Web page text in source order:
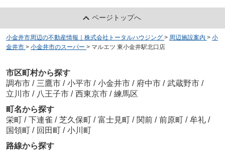
ページトップへ
小金井市周辺の不動産情報｜株式会社トータルハウジング > 周辺施設案内 > 小
金井市 > 小金井市のスーパー > マルエツ 東小金井駅北口店
市区町村から探す
調布市 / 三鷹市 / 小平市 / 小金井市 / 府中市 / 武蔵野市 /
立川市 / 八王子市 / 西東京市 / 練馬区
町名から探す
栄町 / 下連雀 / 芝久保町 / 富士見町 / 関前 / 前原町 / 牟礼 /
国領町 / 回田町 / 小川町
路線から探す